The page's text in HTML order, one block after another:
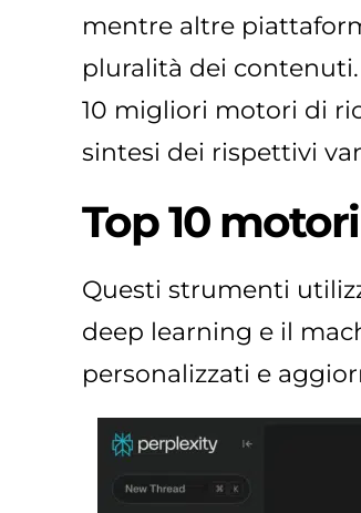
mentre altre
pluralità dei
10 migliori motori di
sintesi dei rispettivi
Top 10
Questi strumenti
deep learning e il
personalizzati e